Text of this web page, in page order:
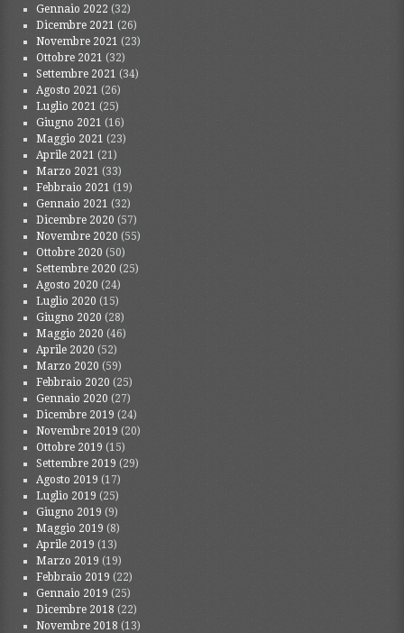
Gennaio 2022 (32)
Dicembre 2021 (26)
Novembre 2021 (23)
Ottobre 2021 (32)
Settembre 2021 (34)
Agosto 2021 (26)
Luglio 2021 (25)
Giugno 2021 (16)
Maggio 2021 (23)
Aprile 2021 (21)
Marzo 2021 (33)
Febbraio 2021 (19)
Gennaio 2021 (32)
Dicembre 2020 (57)
Novembre 2020 (55)
Ottobre 2020 (50)
Settembre 2020 (25)
Agosto 2020 (24)
Luglio 2020 (15)
Giugno 2020 (28)
Maggio 2020 (46)
Aprile 2020 (52)
Marzo 2020 (59)
Febbraio 2020 (25)
Gennaio 2020 (27)
Dicembre 2019 (24)
Novembre 2019 (20)
Ottobre 2019 (15)
Settembre 2019 (29)
Agosto 2019 (17)
Luglio 2019 (25)
Giugno 2019 (9)
Maggio 2019 (8)
Aprile 2019 (13)
Marzo 2019 (19)
Febbraio 2019 (22)
Gennaio 2019 (25)
Dicembre 2018 (22)
Novembre 2018 (13)